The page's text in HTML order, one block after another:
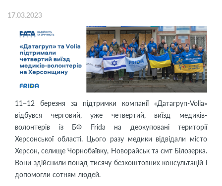
17.03.2023
11−12 березня за підтримки компанії «Датагруп-Volia»
відбувся черговий, уже четвертий, виїзд медиків-
волонтерів із БФ Frida на деокуповані території
Херсонської області. Цього разу медики відвідали місто
Херсон, селище Чорнобаївку, Новорайськ та смт Білозерка.
Вони здійснили понад тисячу безкоштовних консультацій і
допомогли сотням людей.